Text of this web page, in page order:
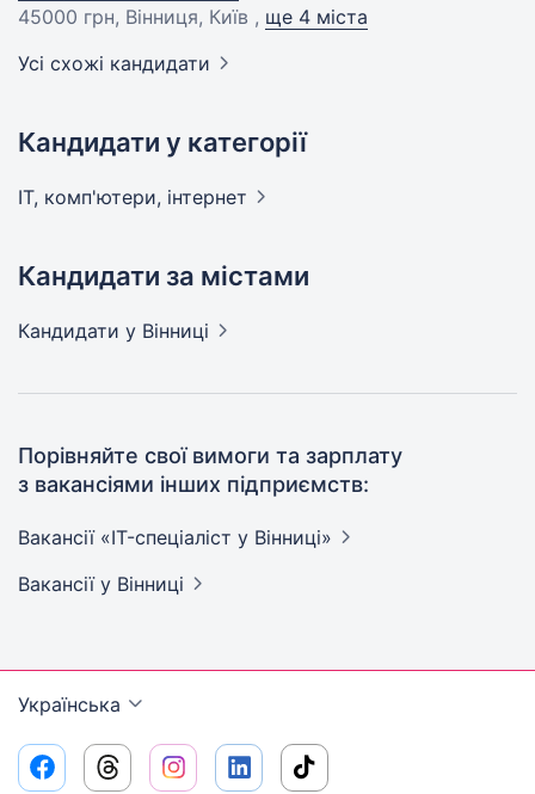
45000 грн, Вінниця, Київ , ще 4 міста
Усі схожі кандидати
Кандидати у категорії
IT, комп'ютери, інтернет
Кандидати за містами
Кандидати у Вінниці
Порівняйте свої вимоги та зарплату
з вакансіями інших підприємств:
Вакансії «IT-спеціаліст у Вінниці»
Вакансії у Вінниці
Українська